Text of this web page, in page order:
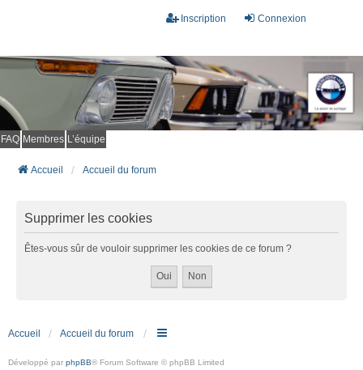
Connexion
Inscription
FAQ Membres L’équipe
Accueil Accueil du forum
Supprimer les cookies
Êtes-vous sûr de vouloir supprimer les cookies de ce forum ?
Accueil Accueil du forum
Développé par phpBB® Forum Software © phpBB Limited